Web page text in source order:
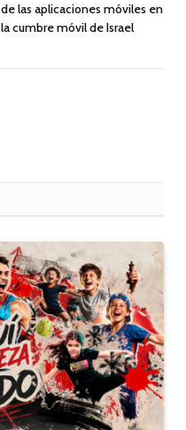
de las aplicaciones móviles en
la cumbre móvil de Israel